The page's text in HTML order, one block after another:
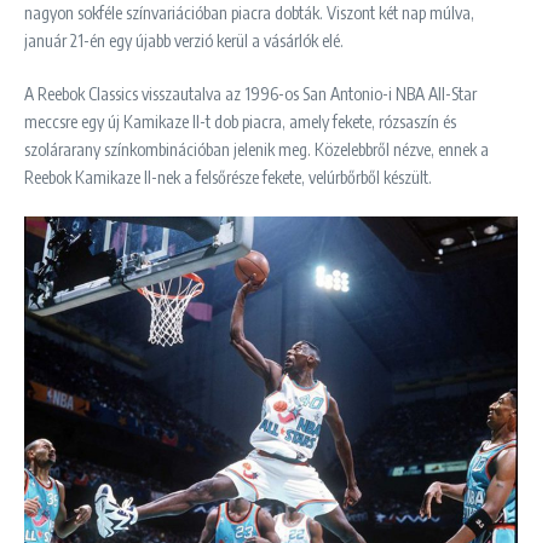
nagyon sokféle színvariációban piacra dobták. Viszont két nap múlva,
január 21-én egy újabb verzió kerül a vásárlók elé.
A Reebok Classics visszautalva az 1996-os San Antonio-i NBA All-Star
meccsre egy új Kamikaze II-t dob ​​piacra, amely fekete, rózsaszín és
szolárarany színkombinációban jelenik meg. Közelebbről nézve, ennek a
Reebok Kamikaze II-nek a felsőrésze fekete, velúrbőrből készült.